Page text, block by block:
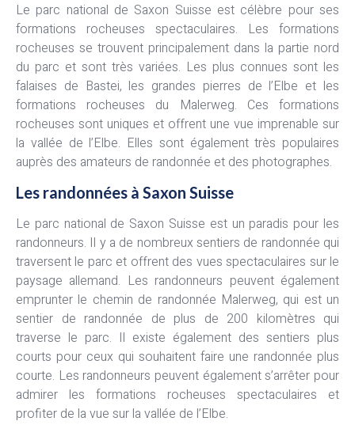
Le parc national de Saxon Suisse est célèbre pour ses
formations rocheuses spectaculaires. Les formations
rocheuses se trouvent principalement dans la partie nord
du parc et sont très variées. Les plus connues sont les
falaises de Bastei, les grandes pierres de l’Elbe et les
formations rocheuses du Malerweg. Ces formations
rocheuses sont uniques et offrent une vue imprenable sur
la vallée de l’Elbe. Elles sont également très populaires
auprès des amateurs de randonnée et des photographes.
Les randonnées à Saxon Suisse
Le parc national de Saxon Suisse est un paradis pour les
randonneurs. Il y a de nombreux sentiers de randonnée qui
traversent le parc et offrent des vues spectaculaires sur le
paysage allemand. Les randonneurs peuvent également
emprunter le chemin de randonnée Malerweg, qui est un
sentier de randonnée de plus de 200 kilomètres qui
traverse le parc. Il existe également des sentiers plus
courts pour ceux qui souhaitent faire une randonnée plus
courte. Les randonneurs peuvent également s’arrêter pour
admirer les formations rocheuses spectaculaires et
profiter de la vue sur la vallée de l’Elbe.